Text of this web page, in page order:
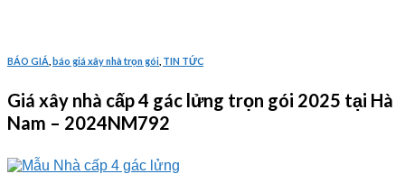
BÁO GIÁ báo giá xây nhà trọn gói TIN TỨC
Giá xây nhà cấp 4 gác lửng trọn gói 2025 tại Hà
Nam – 2024NM792